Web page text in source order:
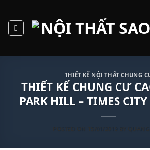
content
THIẾT KẾ NỘI THẤT CHUNG
THIẾT KẾ CHUNG CƯ
PARK HILL – TIMES